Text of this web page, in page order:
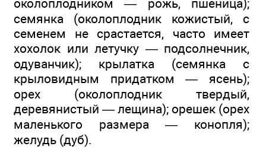
околоплодником — рожь, пшеница);
семянка (околоплодник кожистый, с
семенем не срастается, часто имеет
хохолок или летучку — подсолнечник,
одуванчик); крылатка (семянка с
крыловидным придатком — ясень);
орех (околоплодник твердый,
деревянистый — лещина); орешек (орех
маленького размера — конопля);
желудь (дуб).